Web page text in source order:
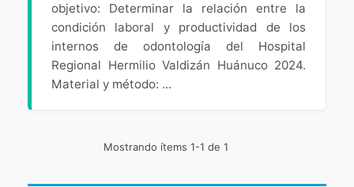
objetivo: Determinar la relación entre la
condición laboral y productividad de los
internos de odontología del Hospital
Regional Hermilio Valdizán Huánuco 2024.
Material y método: ...
Mostrando ítems 1-1 de 1